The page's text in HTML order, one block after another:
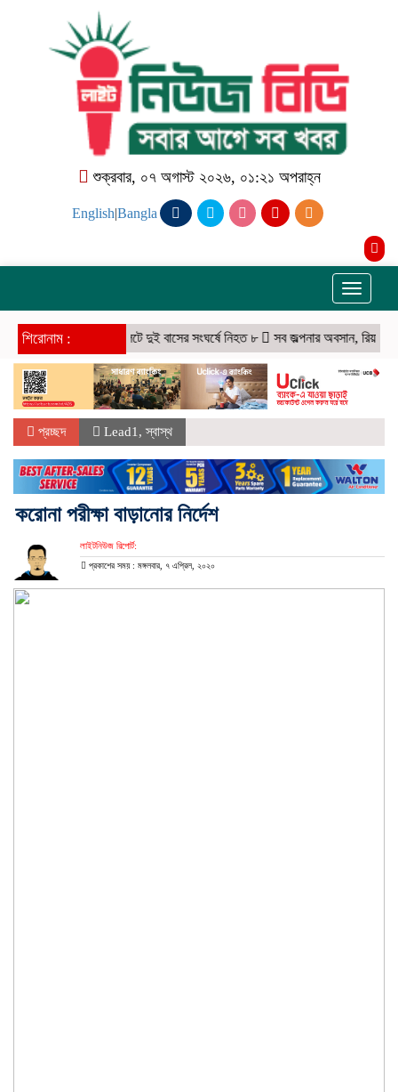
শুক্রবার, ০৭ অগাস্ট ২০২৬, ০১:২১ অপরাহ্ন
English|Bangla
Toggle
শিরোনাম : সিলেটে দুই বাসের সংঘর্ষে নিহত ৮ সব জল্পনার অবসান, রিয়াল
প্রচ্ছদ Lead1 , স্বাস্থ
করোনা পরীক্ষা বাড়ানোর নির্দেশ
লাইটনিউজ রিপোর্ট:
প্রকাশের সময় : মঙ্গলবার, ৭ এপ্রিল, ২০২০